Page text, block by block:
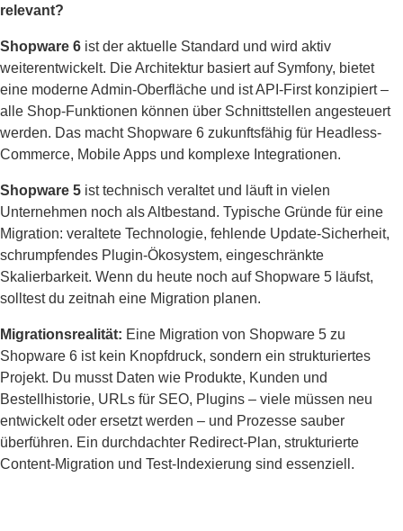
relevant?
Shopware 6 ist der aktuelle Standard und wird aktiv
weiterentwickelt. Die Architektur basiert auf Symfony, bietet
eine moderne Admin-Oberfläche und ist API-First konzipiert –
alle Shop-Funktionen können über Schnittstellen angesteuert
werden. Das macht Shopware 6 zukunftsfähig für Headless-
Commerce, Mobile Apps und komplexe Integrationen.
Shopware 5 ist technisch veraltet und läuft in vielen
Unternehmen noch als Altbestand. Typische Gründe für eine
Migration: veraltete Technologie, fehlende Update-Sicherheit,
schrumpfendes Plugin-Ökosystem, eingeschränkte
Skalierbarkeit. Wenn du heute noch auf Shopware 5 läufst,
solltest du zeitnah eine Migration planen.
Migrationsrealität: Eine Migration von Shopware 5 zu
Shopware 6 ist kein Knopfdruck, sondern ein strukturiertes
Projekt. Du musst Daten wie Produkte, Kunden und
Bestellhistorie, URLs für SEO, Plugins – viele müssen neu
entwickelt oder ersetzt werden – und Prozesse sauber
überführen. Ein durchdachter Redirect-Plan, strukturierte
Content-Migration und Test-Indexierung sind essenziell.